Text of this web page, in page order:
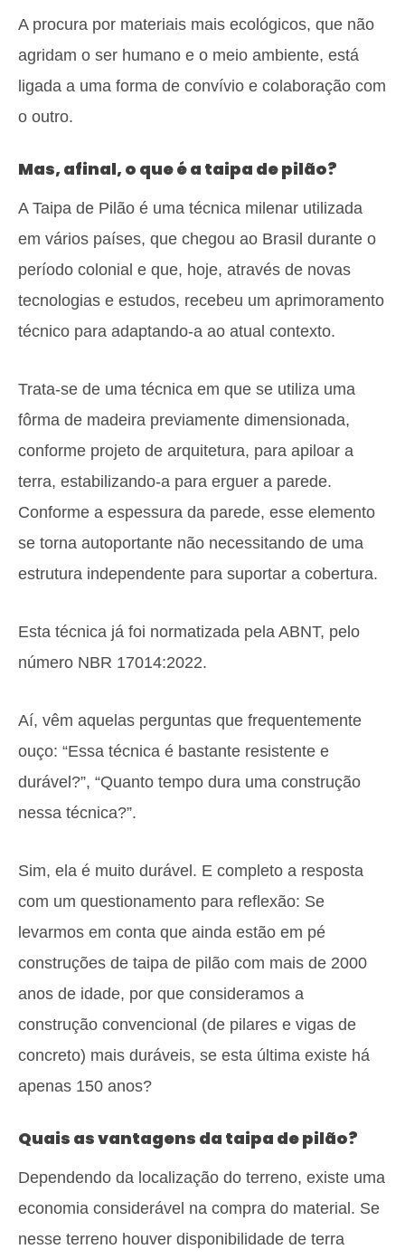
A procura por materiais mais ecológicos, que não
agridam o ser humano e o meio ambiente, está
ligada a uma forma de convívio e colaboração com
o outro.
Mas, afinal, o que é a taipa de pilão?
A Taipa de Pilão é uma técnica milenar utilizada
em vários países, que chegou ao Brasil durante o
período colonial e que, hoje, através de novas
tecnologias e estudos, recebeu um aprimoramento
técnico para adaptando-a ao atual contexto.
Trata-se de uma técnica em que se utiliza uma
fôrma de madeira previamente dimensionada,
conforme projeto de arquitetura, para apiloar a
terra, estabilizando-a para erguer a parede.
Conforme a espessura da parede, esse elemento
se torna autoportante não necessitando de uma
estrutura independente para suportar a cobertura.
Esta técnica já foi normatizada pela ABNT, pelo
número NBR 17014:2022.
Aí, vêm aquelas perguntas que frequentemente
ouço: “Essa técnica é bastante resistente e
durável?”, “Quanto tempo dura uma construção
nessa técnica?”.
Sim, ela é muito durável. E completo a resposta
com um questionamento para reflexão: Se
levarmos em conta que ainda estão em pé
construções de taipa de pilão com mais de 2000
anos de idade, por que consideramos a
construção convencional (de pilares e vigas de
concreto) mais duráveis, se esta última existe há
apenas 150 anos?
Quais as vantagens da taipa de pilão?
Dependendo da localização do terreno, existe uma
economia considerável na compra do material. Se
nesse terreno houver disponibilidade de terra